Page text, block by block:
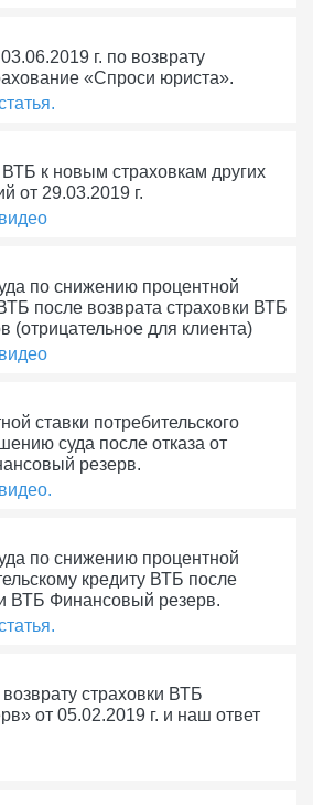
г. по возврату
«Спроси юриста».
к новым страховкам других
от 29.03.2019 г.
по снижению процентной
после возврата страховки ВТБ
(отрицательное для клиента)
ставки потребительского
суда после отказа от
резерв.
по снижению процентной
кредиту ВТБ после
ВТБ Финансовый резерв.
страховки ВТБ
от 05.02.2019 г. и наш ответ